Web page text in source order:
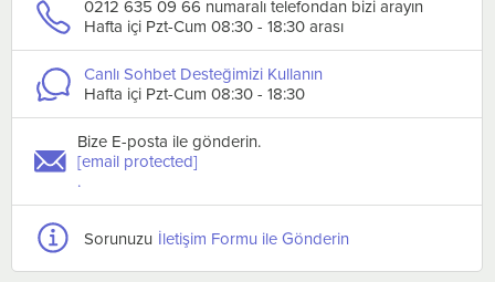
0212 635 09 66 numaralı telefondan bizi arayın
Hafta içi Pzt-Cum 08:30 - 18:30 arası
Canlı Sohbet Desteğimizi Kullanın
Hafta içi Pzt-Cum 08:30 - 18:30
Bize E-posta ile gönderin.
[email protected]
.
Sorunuzu İletişim Formu ile Gönderin